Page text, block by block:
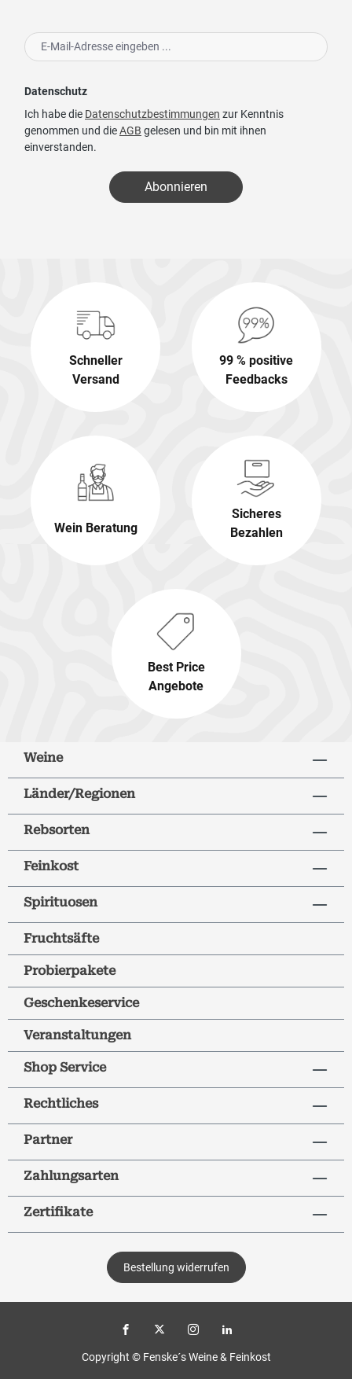
Datenschutz
Ich habe die Datenschutzbestimmungen zur Kenntnis
genommen und dieAGB gelesen und bin mit ihnen
einverstanden.
Abonnieren
Schneller
Versand
99 % positive
Feedbacks
Wein Beratung
Sicheres
Bezahlen
Best Price
Angebote
Weine
Länder/Regionen
Rebsorten
Feinkost
Spirituosen
Fruchtsäfte
Probierpakete
Geschenkeservice
Veranstaltungen
Shop Service
Rechtliches
Partner
Zahlungsarten
Zertifikate
Bestellung widerrufen
Copyright © Fenske´s Weine & Feinkost